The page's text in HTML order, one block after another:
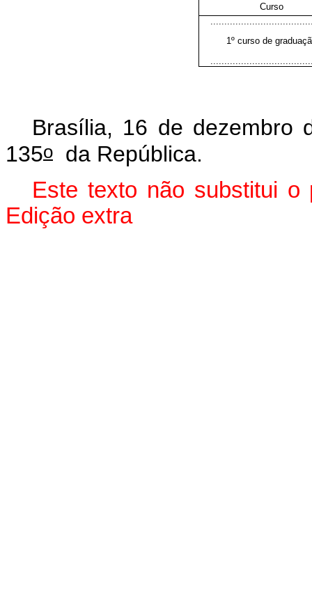
Curso
1º curso de
Brasília, 16 de dezembro
135o da República.
Este texto não substitui o
Edição extra